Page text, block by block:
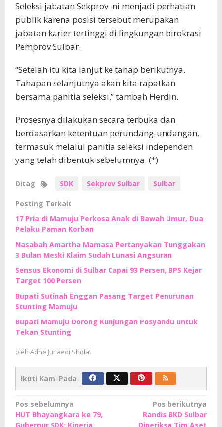
Seleksi jabatan Sekprov ini menjadi perhatian
publik karena posisi tersebut merupakan
jabatan karier tertinggi di lingkungan birokrasi
Pemprov Sulbar.
“Setelah itu kita lanjut ke tahap berikutnya.
Tahapan selanjutnya akan kita rapatkan
bersama panitia seleksi,” tambah Herdin.
Prosesnya dilakukan secara terbuka dan
berdasarkan ketentuan perundang-undangan,
termasuk melalui panitia seleksi independen
yang telah dibentuk sebelumnya. (*)
Ditag SDK Sekprov Sulbar Sulbar
Posting Terkait
17 Pria di Mamuju Perkosa Anak di Bawah Umur, Dua
Pelaku Paman Korban
Nasabah Amartha Mamasa Pertanyakan Tunggakan
3 Bulan Meski Klaim Sudah Lunasi Angsuran
Sensus Ekonomi di Sulbar Capai 93 Persen, BPS Kejar
Target 100 Persen
Bupati Sutinah Enggan Pasang Target Penurunan
Stunting Mamuju
Bupati Mamuju Dorong Kunjungan Posyandu untuk
Tekan Stunting
oleh Adhe Junaedi Sholat
Ikuti Kami Pada
Navigasi
pos
Pos sebelumnya
HUT Bhayangkara ke 79,
Gubernur SDK: Kinerja
Pos berikutnya
Randis BKD Sulbar
Diperiksa Tim Aset